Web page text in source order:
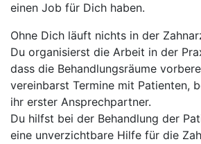
einen Job für Dich haben.
Ohne Dich läuft nichts in der
Du organisierst die Arbeit in der
dass die Behandlungsräume
vereinbarst Termine mit Patienten,
ihr erster Ansprechpartner.
Du hilfst bei der Behandlung der
eine unverzichtbare Hilfe für die